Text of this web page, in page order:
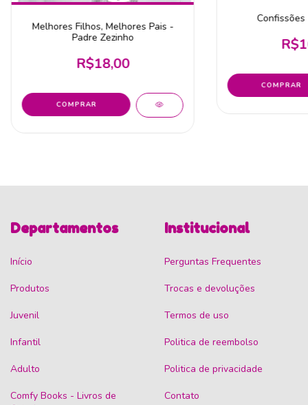
Melhores Filhos, Melhores Pais -
Padre Zezinho
R$18,00
Departamentos
Início
Produtos
Juvenil
Infantil
Adulto
Comfy Books - Livros de
Institucional
Perguntas Frequentes
Trocas e devoluções
Termos de uso
Politica de reembolso
Politica de privacidade
Contato